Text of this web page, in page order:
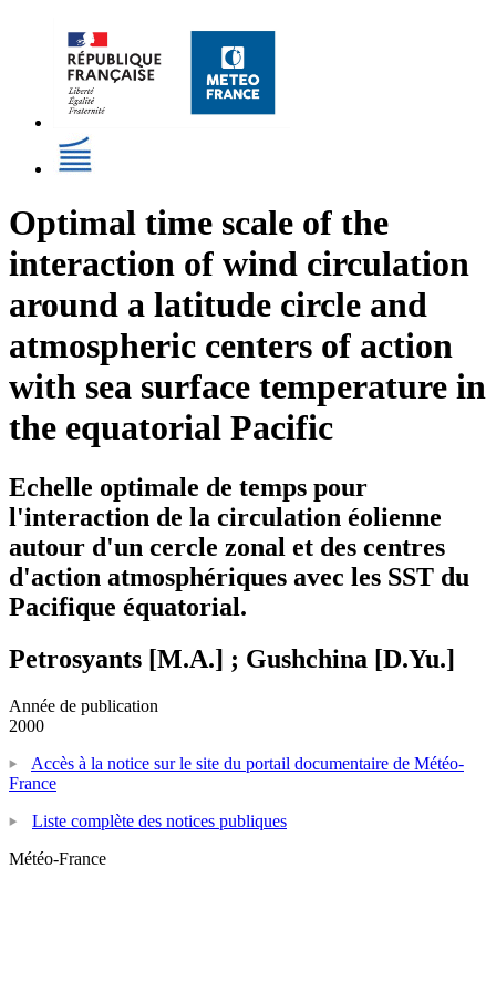
Optimal time scale of the
interaction of wind circulation
around a latitude circle and
atmospheric centers of action
with sea surface temperature in
the equatorial Pacific
Echelle optimale de temps pour
l'interaction de la circulation éolienne
autour d'un cercle zonal et des centres
d'action atmosphériques avec les SST du
Pacifique équatorial.
Petrosyants [M.A.] ; Gushchina [D.Yu.]
Année de publication
2000
Accès à la notice sur le site du portail documentaire de Météo-
France
Liste complète des notices publiques
Météo-France